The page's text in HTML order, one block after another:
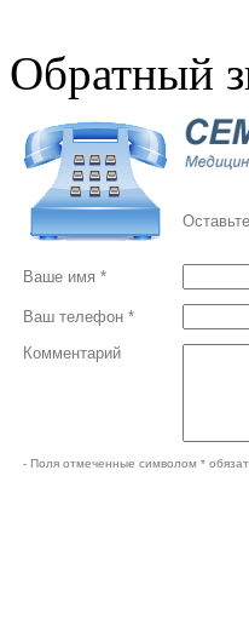
Обратный
Ваше имя *
Ваш телефон *
Комментарий
- Поля отмеченные символом *